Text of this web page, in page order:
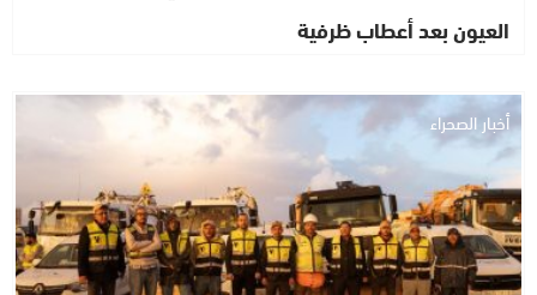
العيون بعد أعطاب ظرفية
أخبار الصحراء